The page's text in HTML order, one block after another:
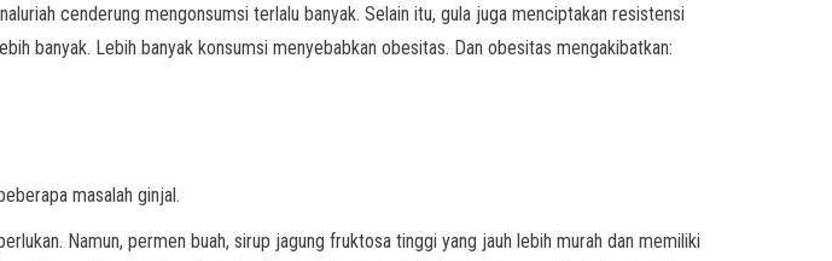
cenderung mengonsumsi terlalu banyak. Selain itu, gula juga menciptakan resistensi
banyak. Lebih banyak konsumsi menyebabkan obesitas. Dan obesitas mengakibatkan:
masalah ginjal.
Namun, permen buah, sirup jagung fruktosa tinggi yang jauh lebih murah dan memiliki